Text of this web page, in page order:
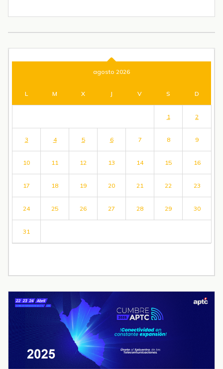
agosto 2026
L M X J V S D
1 2
3 4 5 6 7 8 9
10 11 12 13 14 15 16
17 18 19 20 21 22 23
24 25 26 27 28 29 30
31